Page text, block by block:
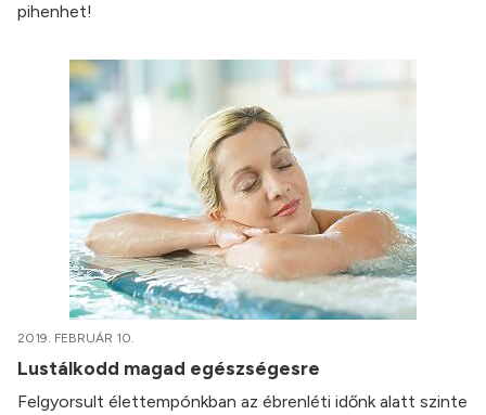
pihenhet!
2019. FEBRUÁR 10.
Lustálkodd magad egészségesre
Felgyorsult élettempónkban az ébrenléti időnk alatt szinte